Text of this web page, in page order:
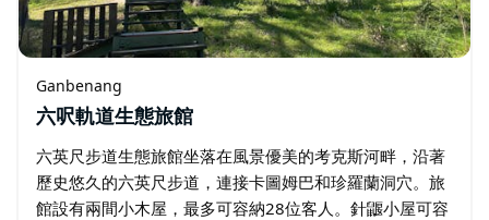
Ganbenang
六呎軌道生態旅館
六英尺步道生態旅館坐落在風景優美的考克斯河畔，沿著
歷史悠久的六英尺步道，連接卡圖姆巴和珍羅蘭洞穴。旅
館設有兩間小木屋，最多可容納28位客人。針鼴小屋可容